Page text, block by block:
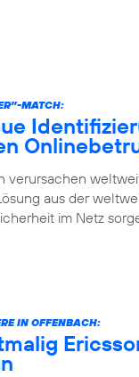
MATCH:
verursachen
aus der
im Netz
IN OFFENBACH: